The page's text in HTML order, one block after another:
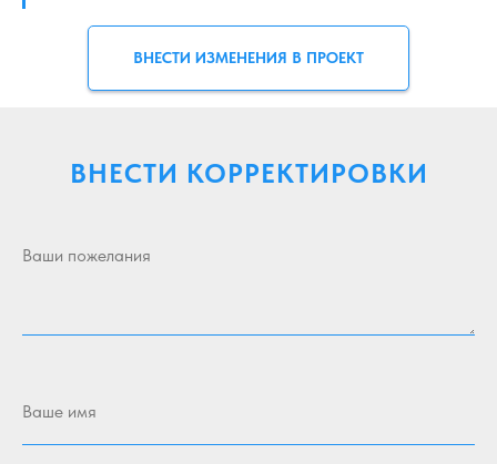
ВНЕСТИ ИЗМЕНЕНИЯ В ПРОЕКТ
ВНЕСТИ КОРРЕКТИРОВКИ
Ваши пожелания
Ваше имя